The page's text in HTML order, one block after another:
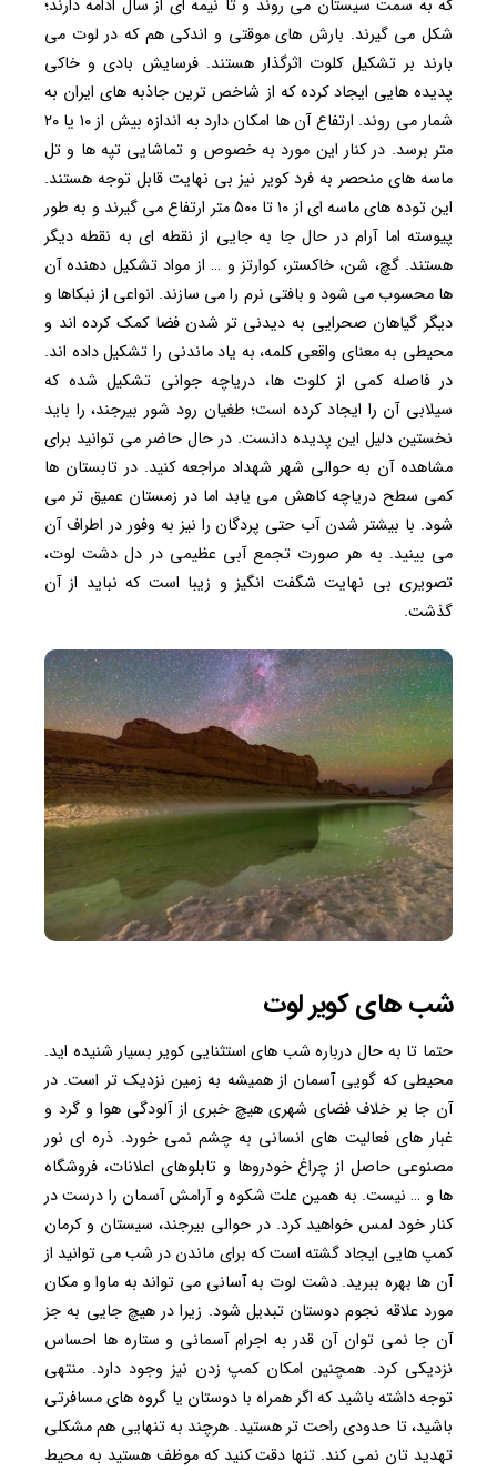
که به سمت سیستان می روند و تا نیمه ای از سال ادامه دارند؛
شکل می گیرند. بارش های موقتی و اندکی هم که در لوت می
بارند بر تشکیل کلوت اثرگذار هستند. فرسایش بادی و خاکی
پدیده هایی ایجاد کرده که از شاخص ترین جاذبه های ایران به
شمار می روند. ارتفاع آن ها امکان دارد به اندازه بیش از ۱۰ یا ۲۰
متر برسد. در کنار این مورد به خصوص و تماشایی تپه ها و تل
ماسه های منحصر به فرد کویر نیز بی نهایت قابل توجه هستند.
این توده های ماسه ای از ۱۰ تا ۵۰۰ متر ارتفاع می گیرند و به طور
پیوسته اما آرام در حال جا به جایی از نقطه ای به نقطه دیگر
هستند. گچ، شن، خاکستر، کوارتز و … از مواد تشکیل دهنده آن
ها محسوب می شود و بافتی نرم را می سازند. انواعی از نبکاها و
دیگر گیاهان صحرایی به دیدنی تر شدن فضا کمک کرده اند و
محیطی به معنای واقعی کلمه، به یاد ماندنی را تشکیل داده اند.
در فاصله کمی از کلوت ها، دریاچه جوانی تشکیل شده که
سیلابی آن را ایجاد کرده است؛ طغیان رود شور بیرجند، را باید
نخستین دلیل این پدیده دانست. در حال حاضر می توانید برای
مشاهده آن به حوالی شهر شهداد مراجعه کنید. در تابستان ها
کمی سطح دریاچه کاهش می یابد اما در زمستان عمیق تر می
شود. با بیشتر شدن آب حتی پردگان را نیز به وفور در اطراف آن
می بینید. به هر صورت تجمع آبی عظیمی در دل دشت لوت،
تصویری بی نهایت شگفت انگیز و زیبا است که نباید از آن
گذشت.
شب های کویر لوت
حتما تا به حال درباره شب های استثنایی کویر بسیار شنیده اید.
محیطی که گویی آسمان از همیشه به زمین نزدیک تر است. در
آن جا بر خلاف فضای شهری هیچ خبری از آلودگی هوا و گرد و
غبار های فعالیت های انسانی به چشم نمی خورد. ذره ای نور
مصنوعی حاصل از چراغ خودروها و تابلوهای اعلانات، فروشگاه
ها و … نیست. به همین علت شکوه و آرامش آسمان را درست در
کنار خود لمس خواهید کرد. در حوالی بیرجند، سیستان و کرمان
کمپ هایی ایجاد گشته است که برای ماندن در شب می توانید از
آن ها بهره ببرید. دشت لوت به آسانی می تواند به ماوا و مکان
مورد علاقه نجوم دوستان تبدیل شود. زیرا در هیچ جایی به جز
آن جا نمی توان آن قدر به اجرام آسمانی و ستاره ها احساس
نزدیکی کرد. همچنین امکان کمپ زدن نیز وجود دارد. منتهی
توجه داشته باشید که اگر همراه با دوستان یا گروه های مسافرتی
باشید، تا حدودی راحت تر هستید. هرچند به تنهایی هم مشکلی
تهدید تان نمی کند. تنها دقت کنید که موظف هستید به محیط